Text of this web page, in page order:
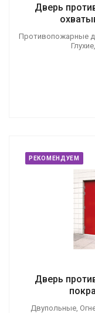
Дверь
Противопожарные
РЕКОМЕНДУЕМ
Дверь
Двупольные,